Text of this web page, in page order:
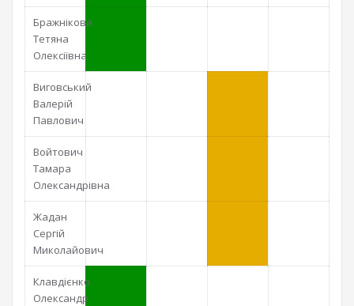
Бражнікова
Тетяна
Олексіївна
Виговський
Валерій
Павлович
Войтович
Тамара
Олександрівна
Жадан
Сергій
Миколайович
Клавдієнко
Олександр